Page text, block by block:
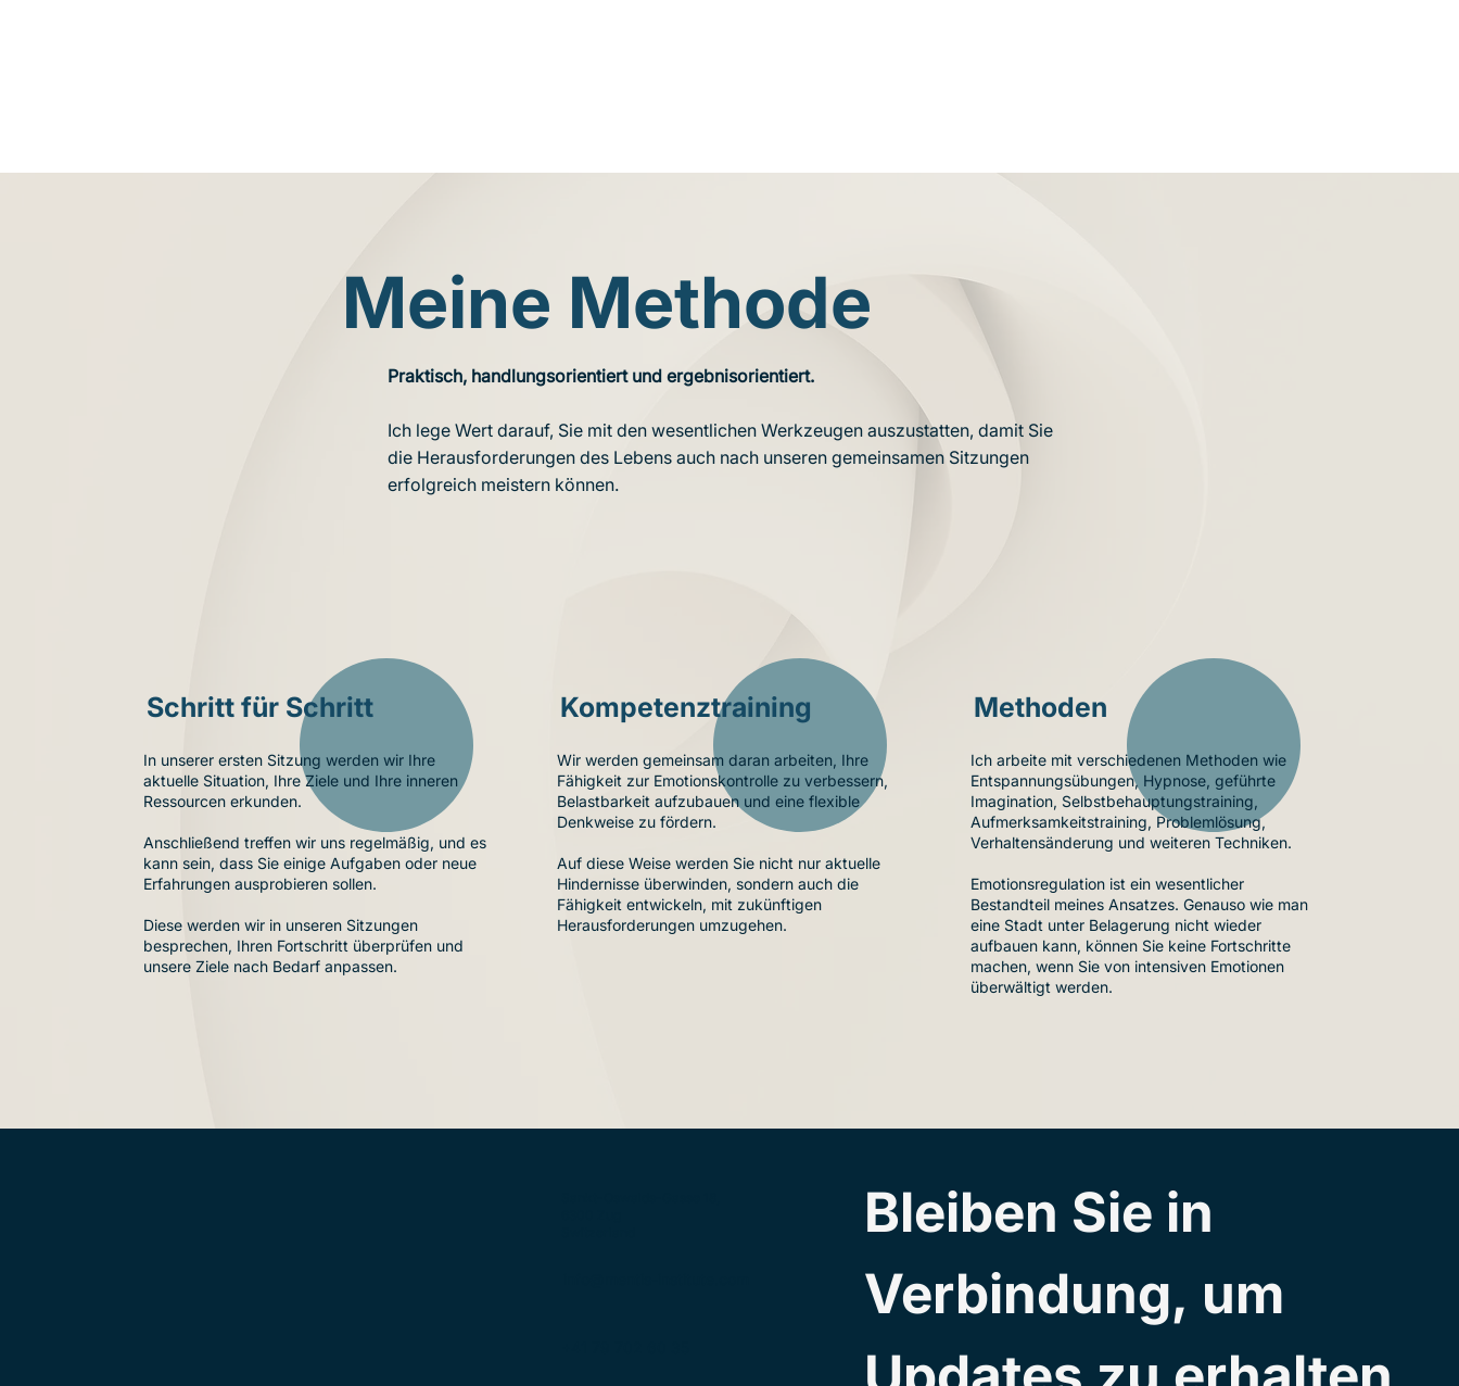
Meine Methode
Praktisch, handlungsorientiert und ergebnisorientiert.
Ich lege Wert darauf, Sie mit den wesentlichen Werkzeugen auszustatten, damit Sie
die Herausforderungen des Lebens auch nach unseren gemeinsamen Sitzungen
erfolgreich meistern können.
Schritt für Schritt
In unserer ersten Sitzung werden wir Ihre
aktuelle Situation, Ihre Ziele und Ihre inneren
Ressourcen erkunden.
Anschließend treffen wir uns regelmäßig, und es
kann sein, dass Sie einige Aufgaben oder neue
Erfahrungen ausprobieren sollen.
Diese werden wir in unseren Sitzungen
besprechen, Ihren Fortschritt überprüfen und
unsere Ziele nach Bedarf anpassen.
Kompetenztraining
Wir werden gemeinsam daran arbeiten, Ihre
Fähigkeit zur Emotionskontrolle zu verbessern,
Belastbarkeit aufzubauen und eine flexible
Denkweise zu fördern.
Auf diese Weise werden Sie nicht nur aktuelle
Hindernisse überwinden, sondern auch die
Fähigkeit entwickeln, mit zukünftigen
Herausforderungen umzugehen.
Methoden
Ich arbeite mit verschiedenen Methoden wie
Entspannungsübungen, Hypnose, geführte
Imagination, Selbstbehauptungstraining,
Aufmerksamkeitstraining, Problemlösung,
Verhaltensänderung und weiteren Techniken.
Emotionsregulation ist ein wesentlicher
Bestandteil meines Ansatzes. Genauso wie man
eine Stadt unter Belagerung nicht wieder
aufbauen kann, können Sie keine Fortschritte
machen, wenn Sie von intensiven Emotionen
überwältigt werden.
Bleiben Sie in
Verbindung, um